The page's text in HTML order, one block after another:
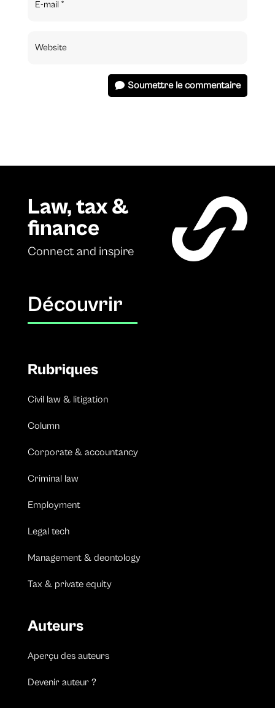
Soumettre le commentaire
Law, tax &
finance
Connect and inspire
Découvrir
Rubriques
Civil law & litigation
Column
Corporate & accountancy
Criminal law
Employment
Legal tech
Management & deontology
Tax & private equity
Auteurs
Aperçu des auteurs
Devenir auteur ?